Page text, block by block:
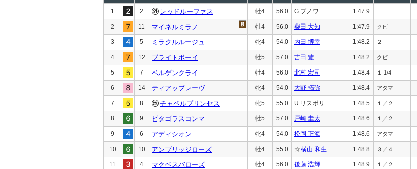
1 2 レッドルーファス 牡4 56.0 G.ブノワ 1:47.9
2 11 マイネルミラノ 牡4 56.0 柴田 大知 1:47.9 クビ
3 5 ミラクルルージュ 牝4 54.0 内田 博幸 1:48.2 ２
4 12 ブライトボーイ 牡5 57.0 吉田 豊 1:48.2 クビ
5 7 ベルゲンクライ 牡4 56.0 北村 宏司 1:48.4 １ 1/4
6 14 ティアップレーヴ 牝4 54.0 大野 拓弥 1:48.4 アタマ
7 8 チャペルプリンセス 牝5 55.0 U.リスポリ 1:48.5 １／２
8 9 ピタゴラスコンマ 牡5 57.0 戸崎 圭太 1:48.6 １／２
9 6 アディシオン 牝4 54.0 松岡 正海 1:48.6 アタマ
10 10 アンブリッジローズ 牡4 55.0 ☆横山 和生 1:48.8 ３／４
11 4 マクベスバローズ 牡4 56.0 後藤 浩輝 1:48.9 １／２